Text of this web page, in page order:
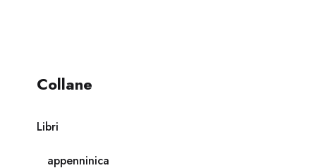
Collane
Libri
appenninica